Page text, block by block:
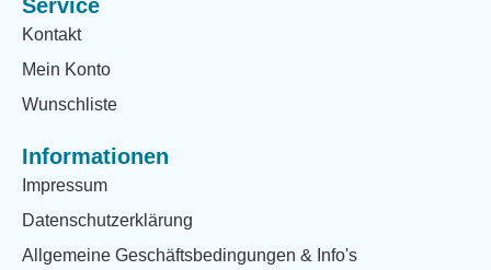
Service
Kontakt
Mein Konto
Wunschliste
Informationen
Impressum
Datenschutzerklärung
Allgemeine Geschäftsbedingungen & Info's